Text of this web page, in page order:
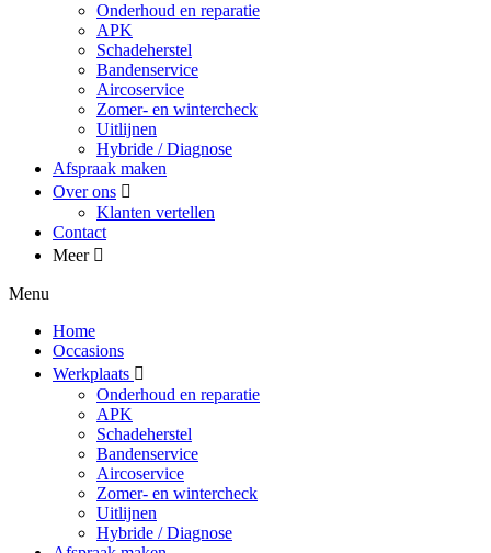
Onderhoud en reparatie
APK
Schadeherstel
Bandenservice
Aircoservice
Zomer- en wintercheck
Uitlijnen
Hybride / Diagnose
Afspraak maken
Over ons
Klanten vertellen
Contact
Meer
Menu
Home
Occasions
Werkplaats
Onderhoud en reparatie
APK
Schadeherstel
Bandenservice
Aircoservice
Zomer- en wintercheck
Uitlijnen
Hybride / Diagnose